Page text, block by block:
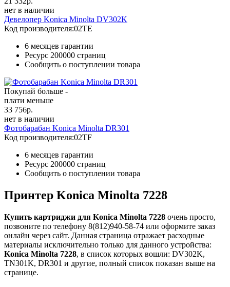
нет в наличии
Девелопер Konica Minolta DV302K
Код производителя:02TE
6 месяцев гарантии
Ресурс 200000 страниц
Сообщить о поступлении товара
Покупай больше -
плати меньше
33 756р.
нет в наличии
Фотобарабан Konica Minolta DR301
Код производителя:02TF
6 месяцев гарантии
Ресурс 200000 страниц
Сообщить о поступлении товара
Принтер Konica Minolta 7228
Купить картриджи для Konica Minolta 7228 очень просто,
позвоните по телефону 8(812)940-58-74 или оформите заказ
онлайн через сайт. Данная страница отражает расходные
материалы исключительно только для данного устройства:
Konica Minolta 7228, в список которых вошли: DV302K,
TN301K, DR301 и другие, полный список показан выше на
странице.